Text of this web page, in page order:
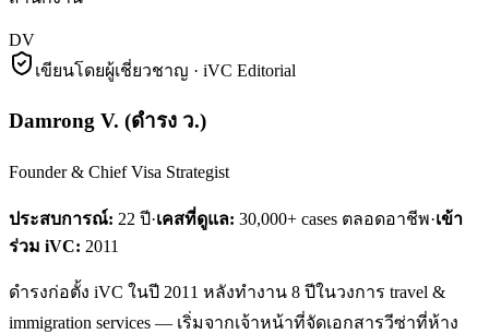
DV
เขียนโดยผู้เชี่ยวชาญ · iVC Editorial
Damrong V. (ดำรง ว.)
Founder & Chief Visa Strategist
ประสบการณ์: 22 ปี·เคสที่ดูแล: 30,000+ cases ตลอดอาชีพ·เข้า
ร่วม iVC: 2011
ดำรงก่อตั้ง iVC ในปี 2011 หลังทำงาน 8 ปีในวงการ travel &
immigration services — เริ่มจากเจ้าหน้าที่จัดเอกสารวีซ่าที่ห้าง